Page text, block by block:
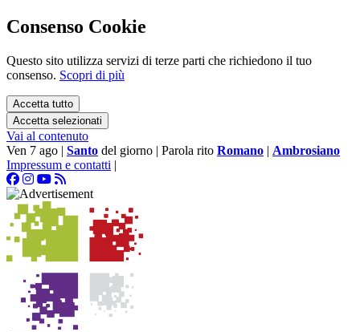
Consenso Cookie
Questo sito utilizza servizi di terze parti che richiedono il tuo
consenso. Scopri di più
Accetta tutto
Accetta selezionati
Vai al contenuto
Ven 7 ago | Santo del giorno | Parola rito Romano | Ambrosiano
Impressum e contatti |